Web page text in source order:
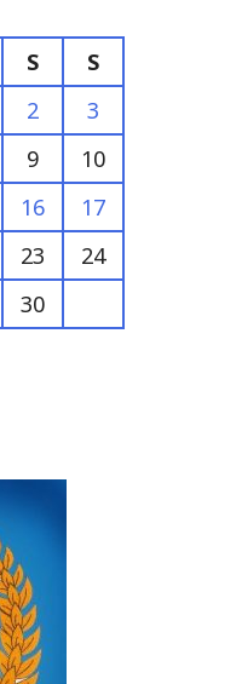
S
S
2
3
9
10
16
17
23
24
30